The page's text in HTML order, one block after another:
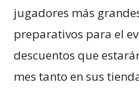
jugadores más
preparativos para el
descuentos que
mes tanto en sus